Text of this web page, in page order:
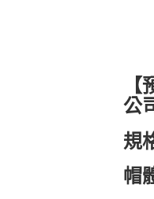
公
規
帽